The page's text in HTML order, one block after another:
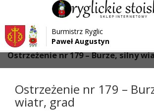
Przejdź do menu
Przejdź do głównej treści strony
Przejdź do stopki strony
Burmistrz Ryglic
Paweł Augustyn
Strona główna > Aktualności
Ostrzeżenie nr 179 – Burze, silny
Ostrzeżenie nr 179 –
wiatr, grad